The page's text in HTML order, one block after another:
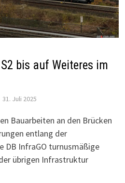
bis auf Weiteres im
31. Juli 2025
Bauarbeiten an den Brücken
entlang der
DB InfraGO turnusmäßige
übrigen Infrastruktur